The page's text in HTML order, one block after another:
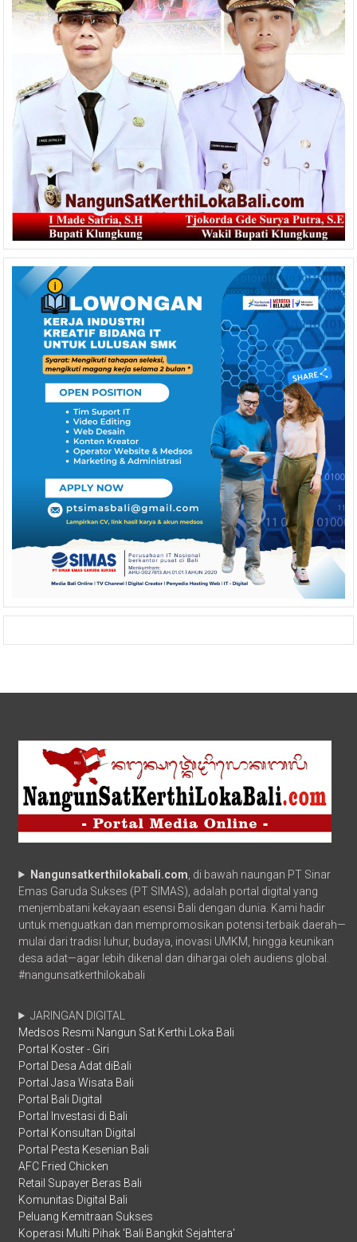
Nangunsatkerthilokabali.com , di bawah naungan PT Sinar
Emas Garuda Sukses (PT SIMAS), adalah portal digital yang
menjembatani kekayaan esensi Bali dengan dunia. Kami hadir
untuk menguatkan dan mempromosikan potensi terbaik daerah—
mulai dari tradisi luhur, budaya, inovasi UMKM, hingga keunikan
desa adat—agar lebih dikenal dan dihargai oleh audiens global.
#nangunsatkerthilokabali
JARINGAN DIGITAL
Medsos Resmi Nangun Sat Kerthi Loka Bali
Portal Koster - Giri
Portal Desa Adat diBali
Portal Jasa Wisata Bali
Portal Bali Digital
Portal Investasi di Bali
Portal Konsultan Digital
Portal Pesta Kesenian Bali
AFC Fried Chicken
Retail Supayer Beras Bali
Komunitas Digital Bali
Peluang Kemitraan Sukses
Koperasi Multi Pihak 'Bali Bangkit Sejahtera'